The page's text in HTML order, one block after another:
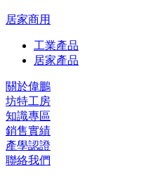
居家商用
工業產品
居家產品
關於偉鵬
坊特工房
知識專區
銷售實績
產學認證
聯絡我們